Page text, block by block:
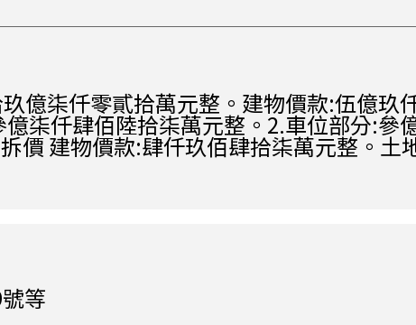
億柒仟零貳拾萬元整。建物價款:伍億玖
柒仟肆佰陸拾柒萬元整。2.車位部分:參
價 建物價款:肆仟玖佰肆拾柒萬元整。土
等